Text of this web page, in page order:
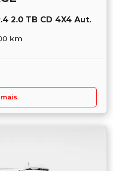
2.0 TB CD 4X4 Aut.
km